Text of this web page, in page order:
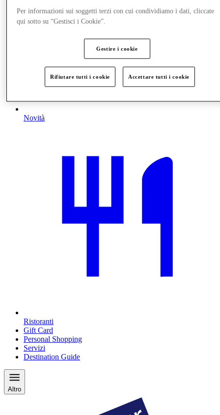
Novità
Ristoranti
Gift Card
Personal Shopping
Servizi
Destination Guide
Altro
Per informazioni sui soggetti terzi con cui condividiamo i dati, cliccate
qui sotto su “Gestisci i Cookie”.
Gestire i cookie
Rifiutare tutti i cookie Accettare tutti i cookie